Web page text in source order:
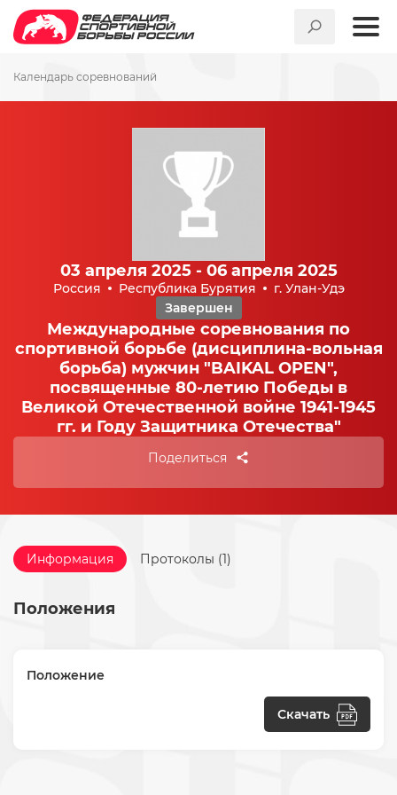
Календарь соревнований
03 апреля 2025 - 06 апреля 2025
Россия Республика Бурятия
г. Улан-Удэ
Завершен
Международные соревнования по
спортивной борьбе (дисциплина-вольная
борьба) мужчин "BAIKAL OPEN",
посвященные 80-летию Победы в
Великой Отечественной войне 1941-1945
гг. и Году Защитника Отечества"
Поделиться
Информация Протоколы (1)
Положения
Положение
Скачать